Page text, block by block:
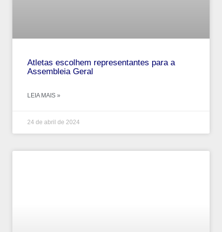
Atletas escolhem representantes para a
Assembleia Geral
LEIA MAIS »
24 de abril de 2024